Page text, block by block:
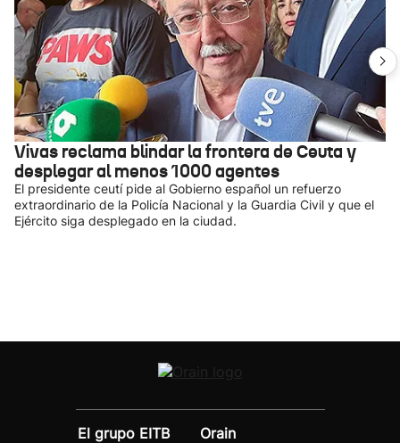
Vivas reclama blindar la frontera de Ceuta y
desplegar al menos 1000 agentes
El presidente ceutí pide al Gobierno español un refuerzo
extraordinario de la Policía Nacional y la Guardia Civil y que el
Ejército siga desplegado en la ciudad.
El grupo EITB
Orain